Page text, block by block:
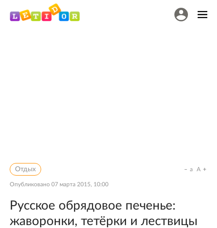
Отдых
Опубликовано 07 марта 2015, 10:00
a A
Русское обрядовое печенье:
жаворонки, тетёрки и лествицы